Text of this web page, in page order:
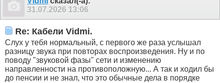
31.07.2026 13:06
Re: Кабели Vidmi.
Слух у тебя нормальный, с первого же раза услышал
разницу звука при повторах воспроизведения. Ну и по
поводу "звуковой фазы" сети и изменению
направленности на противоположную... А так и ходил бы
до пенсии и не знал, что это обычные дела в порядке